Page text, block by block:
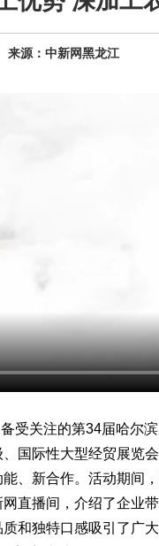
来源：中新网黑龙江
关注的第34届哈尔滨
国际性大型经贸展览
、新合作。活动期间
直播间，介绍了企业
和独特口感吸引了广